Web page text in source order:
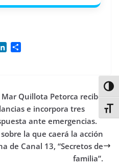
d
I
n
r
t
i
r
Quillota Petorca recibe
e incorpora tres
ante emergencias.
la que caerá la acción
de Canal 13, “Secretos de
familia”.